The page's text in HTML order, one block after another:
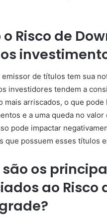
o Risco de
emissor de títulos tem sua
investidores tendem a
mais arriscados, o que pode
e a uma queda no
pode impactar
que possuem esses títulos
os
ao Risco